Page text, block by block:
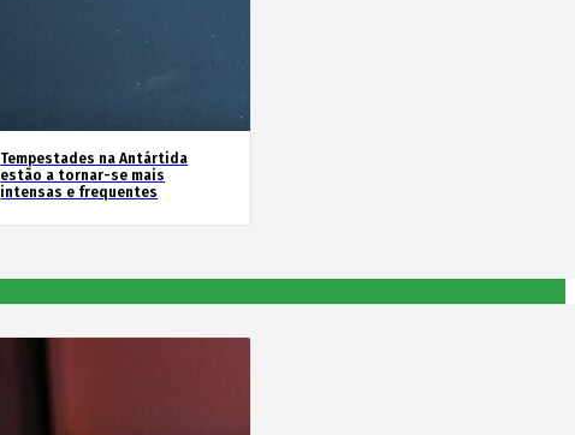
Tempestades na Antártida
estão a tornar-se mais
intensas e frequentes